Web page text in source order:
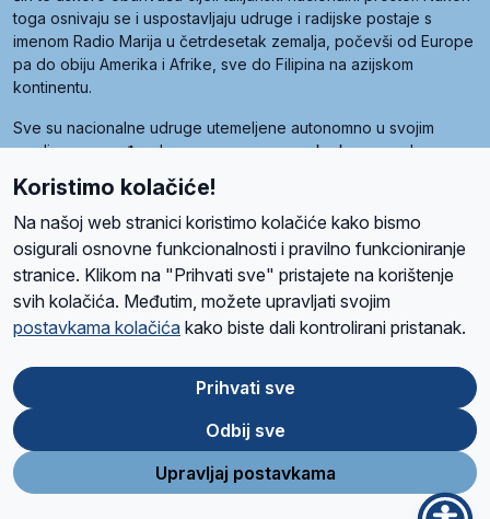
toga osnivaju se i uspostavljaju udruge i radijske postaje s
imenom Radio Marija u četrdesetak zemalja, počevši od Europe
pa do obiju Amerika i Afrike, sve do Filipina na azijskom
kontinentu.
Sve su nacionalne udruge utemeljene autonomno u svojim
zemljama, a međusobna su povezane preko krovne udruge
pod nazivom Svjetska obitelj Radio Marije (World Family of
Radio Maria). Svjetsku obitelj utemeljilo je sedam članica, među
kojima je i hrvatska Udruga Radio Marija.
O namaRadio ProgramVolonteriPrijateljiKontaktPravila privatnosti
Ova stranica je zaštićena Google reCAPTCHA sustavom
Store
Google
Play
Koristimo kolačiće!
Na našoj web stranici koristimo kolačiće kako bismo
osigurali osnovne funkcionalnosti i pravilno funkcioniranje
stranice. Klikom na "Prihvati sve" pristajete na korištenje
svih kolačića. Međutim, možete upravljati svojim
postavkama kolačića kako biste dali kontrolirani pristanak.
Prihvati sve
Odbij sve
Upravljaj postavkama